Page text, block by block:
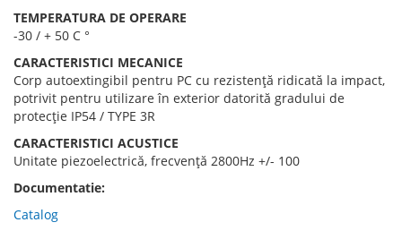
TEMPERATURA DE OPERARE
-30 / + 50 C °
CARACTERISTICI MECANICE
Corp autoextingibil pentru PC cu rezistență ridicată la impact,
potrivit pentru utilizare în exterior datorită gradului de
protecție IP54 / TYPE 3R
CARACTERISTICI ACUSTICE
Unitate piezoelectrică, frecvență 2800Hz +/- 100
Documentatie:
Catalog